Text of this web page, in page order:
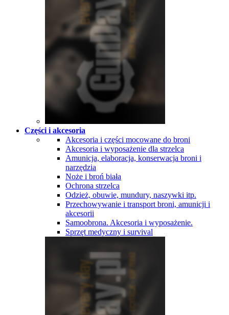
Części i akcesoria
Akcesoria i części mocowane do broni
Akcesoria i wyposażenie dla strzelca
Amunicja, elaboracja, konserwacja broni i
narzędzia
Noże i broń biała
Ochrona strzelca
Odzież, obuwie, mundury, naszywki itp.
Przechowywanie i transport broni, amunicji i
akcesorii
Samoobrona. Akcesoria i wyposażenie.
Sprzęt medyczny i survival